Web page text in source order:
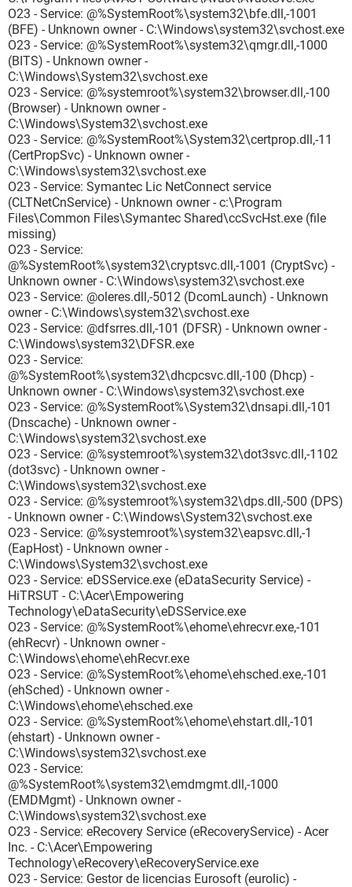
O23 - Service: @%SystemRoot%\system32\bfe.dll,-1001
(BFE) - Unknown owner - C:\Windows\system32\svchost.exe
O23 - Service: @%SystemRoot%\system32\qmgr.dll,-1000
(BITS) - Unknown owner -
C:\Windows\System32\svchost.exe
O23 - Service: @%systemroot%\system32\browser.dll,-100
(Browser) - Unknown owner -
C:\Windows\System32\svchost.exe
O23 - Service: @%SystemRoot%\System32\certprop.dll,-11
(CertPropSvc) - Unknown owner -
C:\Windows\system32\svchost.exe
O23 - Service: Symantec Lic NetConnect service
(CLTNetCnService) - Unknown owner - c:\Program
Files\Common Files\Symantec Shared\ccSvcHst.exe (file
missing)
O23 - Service:
@%SystemRoot%\system32\cryptsvc.dll,-1001 (CryptSvc) -
Unknown owner - C:\Windows\system32\svchost.exe
O23 - Service: @oleres.dll,-5012 (DcomLaunch) - Unknown
owner - C:\Windows\system32\svchost.exe
O23 - Service: @dfsrres.dll,-101 (DFSR) - Unknown owner -
C:\Windows\system32\DFSR.exe
O23 - Service:
@%SystemRoot%\system32\dhcpcsvc.dll,-100 (Dhcp) -
Unknown owner - C:\Windows\system32\svchost.exe
O23 - Service: @%SystemRoot%\System32\dnsapi.dll,-101
(Dnscache) - Unknown owner -
C:\Windows\system32\svchost.exe
O23 - Service: @%systemroot%\system32\dot3svc.dll,-1102
(dot3svc) - Unknown owner -
C:\Windows\system32\svchost.exe
O23 - Service: @%systemroot%\system32\dps.dll,-500 (DPS)
- Unknown owner - C:\Windows\System32\svchost.exe
O23 - Service: @%systemroot%\system32\eapsvc.dll,-1
(EapHost) - Unknown owner -
C:\Windows\System32\svchost.exe
O23 - Service: eDSService.exe (eDataSecurity Service) -
HiTRSUT - C:\Acer\Empowering
Technology\eDataSecurity\eDSService.exe
O23 - Service: @%SystemRoot%\ehome\ehrecvr.exe,-101
(ehRecvr) - Unknown owner -
C:\Windows\ehome\ehRecvr.exe
O23 - Service: @%SystemRoot%\ehome\ehsched.exe,-101
(ehSched) - Unknown owner -
C:\Windows\ehome\ehsched.exe
O23 - Service: @%SystemRoot%\ehome\ehstart.dll,-101
(ehstart) - Unknown owner -
C:\Windows\system32\svchost.exe
O23 - Service:
@%SystemRoot%\system32\emdmgmt.dll,-1000
(EMDMgmt) - Unknown owner -
C:\Windows\system32\svchost.exe
O23 - Service: eRecovery Service (eRecoveryService) - Acer
Inc. - C:\Acer\Empowering
Technology\eRecovery\eRecoveryService.exe
O23 - Service: Gestor de licencias Eurosoft (eurolic) -